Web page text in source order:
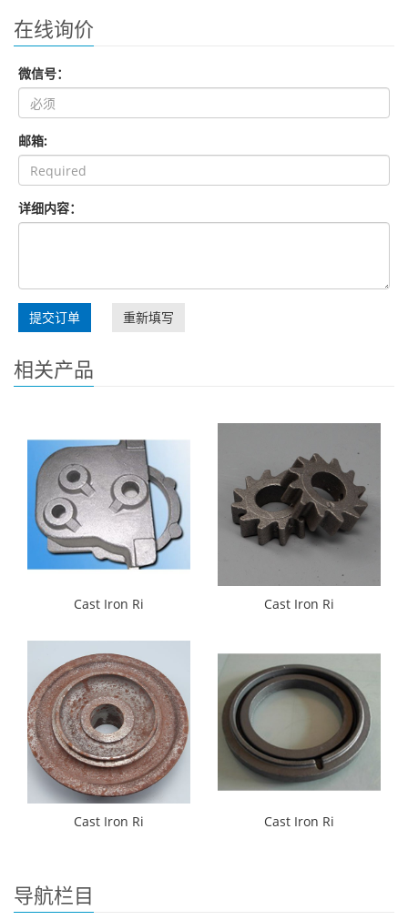
在线询价
微信号：
邮箱:
详细内容：
提交订单 重新填写
相关产品
Cast Iron Ri Cast Iron Ri
Cast Iron Ri Cast Iron Ri
导航栏目